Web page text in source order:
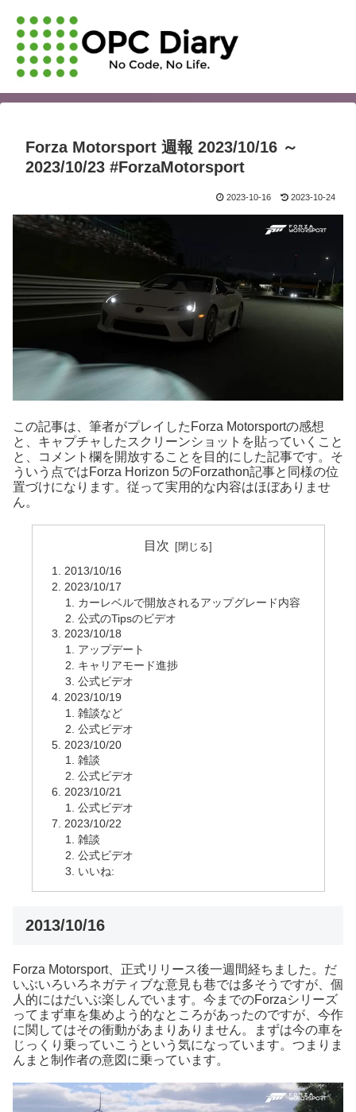
Forza Motorsport 週報 2023/10/16 ～
2023/10/23 #ForzaMotorsport
2023-10-16 2023-10-24
この記事は、筆者がプレイしたForza Motorsportの感想
と、キャプチャしたスクリーンショットを貼っていくこと
と、コメント欄を開放することを目的にした記事です。そ
ういう点ではForza Horizon 5のForzathon記事と同様の位
置づけになります。従って実用的な内容はほぼありませ
ん。
目次
2013/10/16
2023/10/17
カーレベルで開放されるアップグレード内容
公式のTipsのビデオ
2023/10/18
アップデート
キャリアモード進捗
公式ビデオ
2023/10/19
雑談など
公式ビデオ
2023/10/20
雑談
公式ビデオ
2023/10/21
公式ビデオ
2023/10/22
雑談
公式ビデオ
いいね:
2013/10/16
Forza Motorsport、正式リリース後一週間経ちました。だ
いぶいろいろネガティブな意見も巷では多そうですが、個
人的にはだいぶ楽しんでいます。今までのForzaシリーズ
ってまず車を集めよう的なところがあったのですが、今作
に関してはその衝動があまりありません。まずは今の車を
じっくり乗っていこうという気になっています。つまりま
んまと制作者の意図に乗っています。